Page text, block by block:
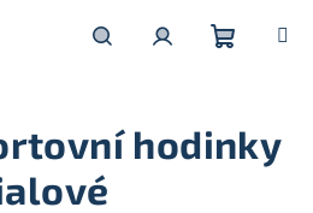
košík
hodinky